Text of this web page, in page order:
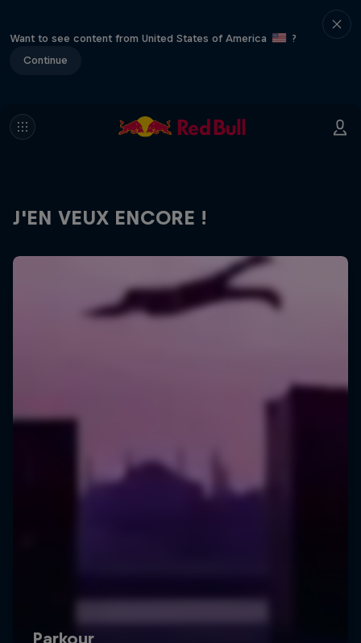
Want to see content from United States of America
?
Continue
J'EN VEUX ENCORE !